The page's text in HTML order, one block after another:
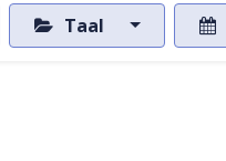
Taal